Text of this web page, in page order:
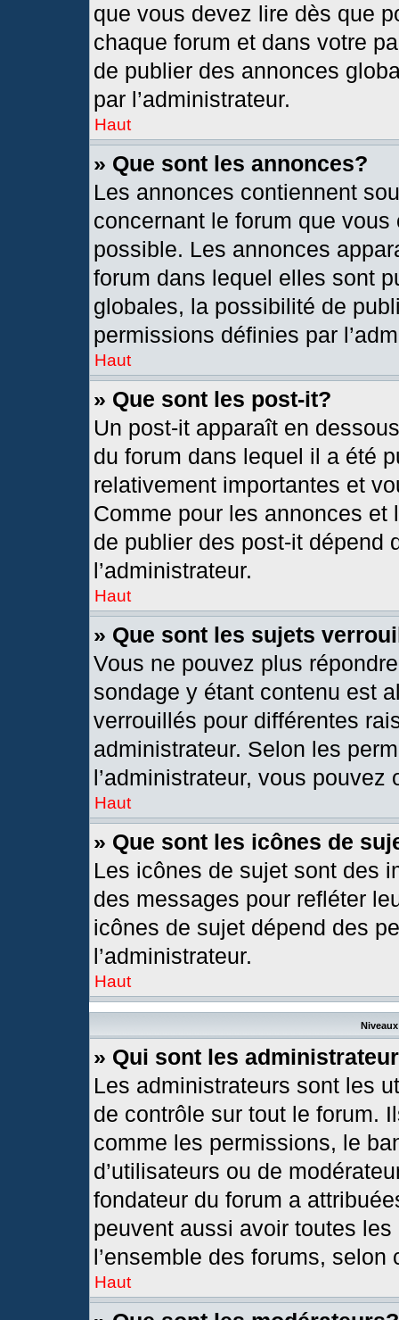
que vous devez lire dès que
chaque forum et dans votre
de publier des annonces
par l’administrateur.
Haut
» Que sont les annonces?
Les annonces contiennent
concernant le forum que
possible. Les annonces
forum dans lequel elles sont
globales, la possibilité de
permissions définies par
Haut
» Que sont les post-it?
Un post-it apparaît en
du forum dans lequel il a été
relativement importantes et
Comme pour les annonces
de publier des post-it dépend
l’administrateur.
Haut
» Que sont les sujets
Vous ne pouvez plus
sondage y étant contenu est
verrouillés pour différentes
administrateur. Selon les
l’administrateur, vous
Haut
» Que sont les icônes de
Les icônes de sujet sont des
des messages pour refléter
icônes de sujet dépend des
l’administrateur.
Haut
» Qui sont les
Les administrateurs sont les
de contrôle sur tout le forum.
comme les permissions, le
d’utilisateurs ou de
fondateur du forum a
peuvent aussi avoir toutes
l’ensemble des forums,
Haut